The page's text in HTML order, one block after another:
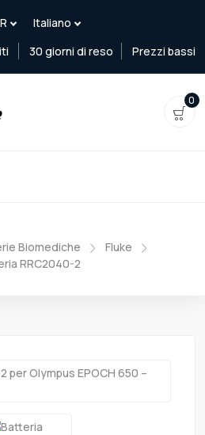
30 giorni di reso Prezzi bassi
0
Biomediche
Fluke
RRC2040-2